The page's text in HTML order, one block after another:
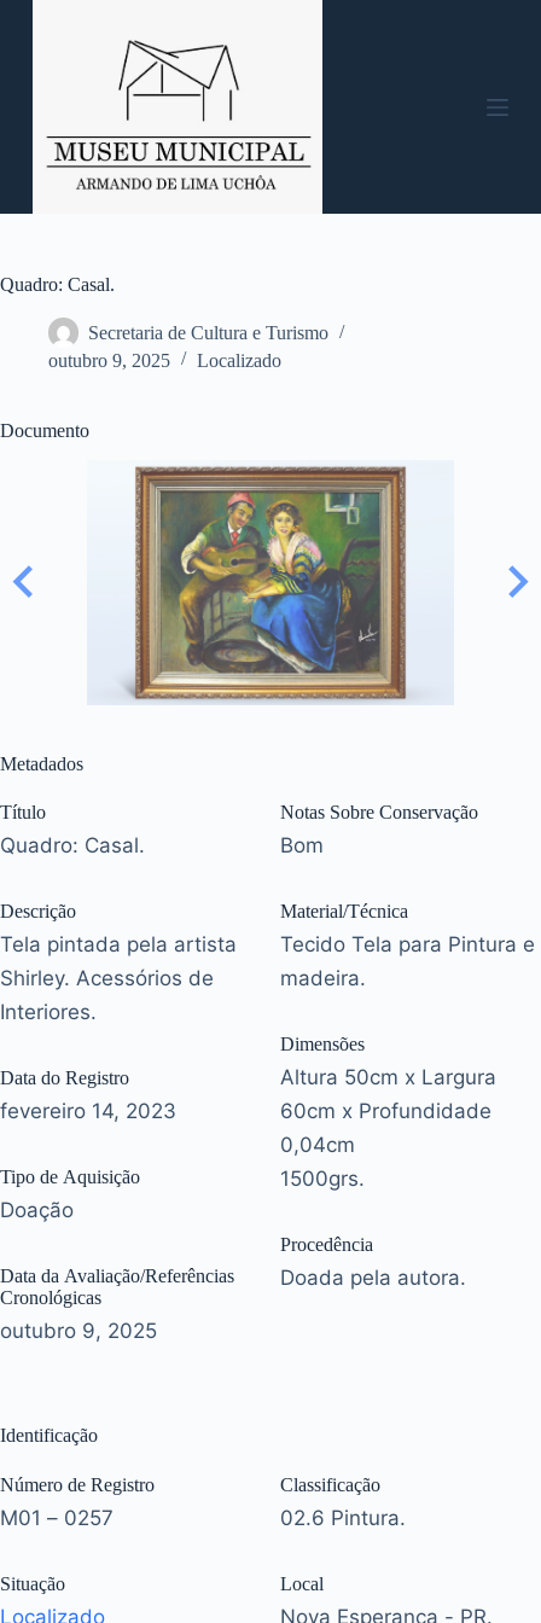
o
n
Quadro: Casal.
Secretaria de Cultura e Turismo
outubro 9, 2025
Localizado
Documento
Metadados
Título
Quadro: Casal.
Descrição
Tela pintada pela artista
Shirley. Acessórios de
Interiores.
Data do Registro
fevereiro 14, 2023
Tipo de Aquisição
Doação
Data da Avaliação/Referências
Cronológicas
outubro 9, 2025
Notas Sobre Conservação
Bom
Material/Técnica
Tecido Tela para Pintura e
madeira.
Dimensões
Altura 50cm x Largura
60cm x Profundidade
0,04cm
1500grs.
Procedência
Doada pela autora.
Identificação
Número de Registro
M01 – 0257
Situação
Localizado
Classificação
02.6 Pintura.
Local
Nova Esperança - PR.